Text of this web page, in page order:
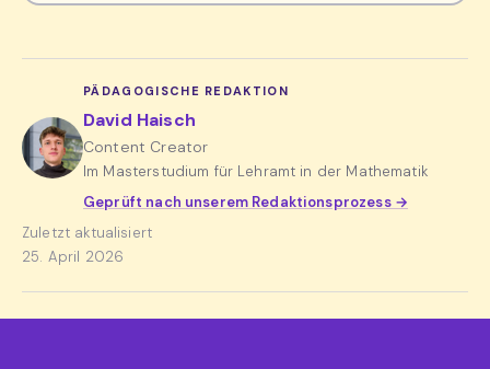
PÄDAGOGISCHE REDAKTION
David Haisch
Content Creator
Im Masterstudium für Lehramt in der Mathematik
Geprüft nach unserem Redaktionsprozess →
Zuletzt aktualisiert
25. April 2026